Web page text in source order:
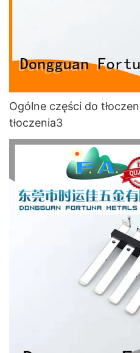
Ogólne części do
tłoczenia3